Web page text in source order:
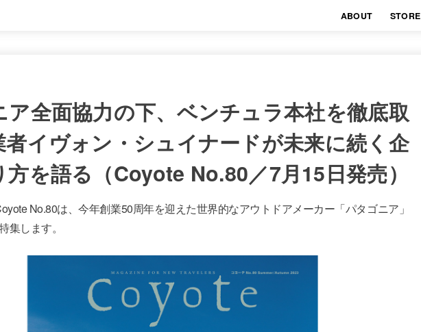
ABOUT STORE
ア全面協力の下、ベンチュラ本社を徹底取
者イヴォン・シュイナードが未来に続く企
を語る（Coyote No.80／7月15日発売）
No.80は、今年創業50周年を迎えた世界的なアウトドアメーカー「パタゴニア」
集します。